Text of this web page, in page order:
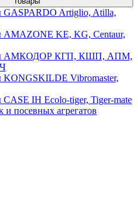
GASPARDO Artiglio, Atilla,
AMAZONE KE, KG, Centaur,
АМКОДОР КГП, КШП, АПМ,
KONGSKILDE Vibromaster,
CASE IH Ecolo-tiger, Tiger-mate
и посевных агрегатов